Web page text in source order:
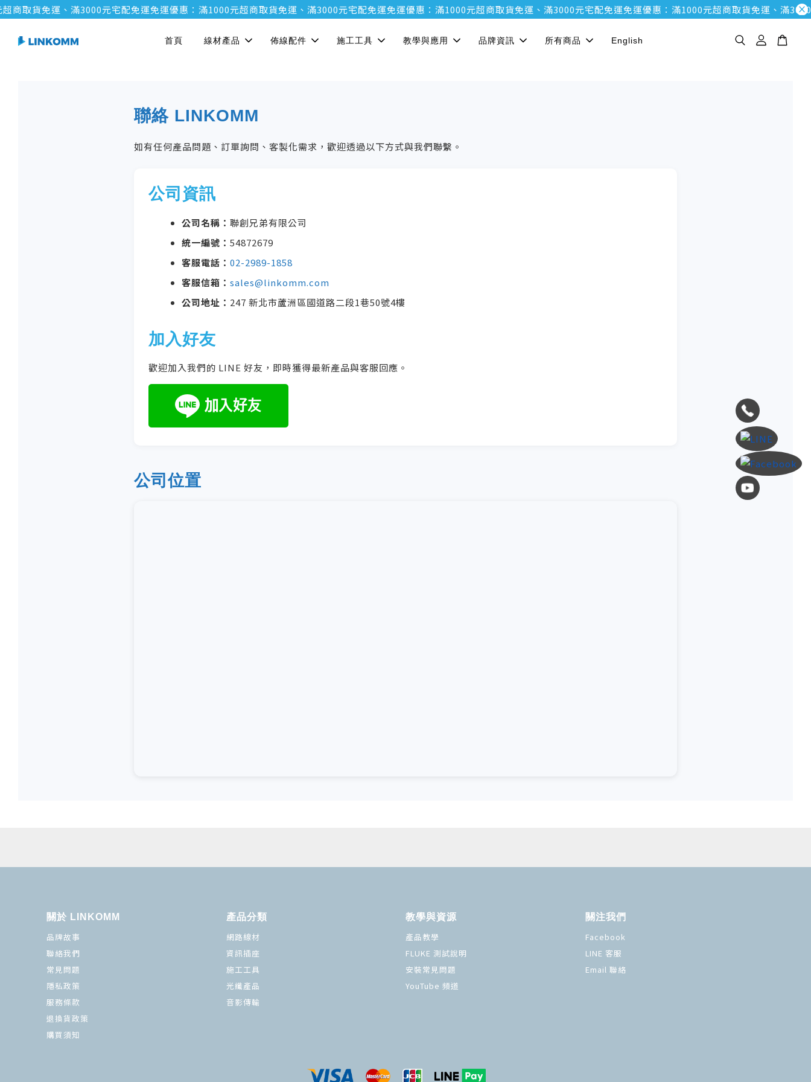
商取貨免運、滿3000元宅配免運免運優惠：滿1000元超商取貨免運、滿3000元宅配免運免運優惠：滿1000元超商取貨免運、滿3000元宅配免運免運優惠：滿1000元超商取貨免運、滿3000
首頁 線材產品 佈線配件 施工工具 教學與應用 品牌資訊 所有商品 English
聯絡 LINKOMM
如有任何產品問題、訂單詢問、客製化需求，歡迎透過以下方式與我們聯繫。
公司資訊
公司名稱： 聯創兄弟有限公司
統一編號： 54872679
客服電話： 02-2989-1858
客服信箱： sales@linkomm.com
公司地址： 247 新北市蘆洲區國道路二段1巷50號4樓
加入好友
歡迎加入我們的 LINE 好友，即時獲得最新產品與客服回應。
公司位置
關於 LINKOMM
品牌故事
聯絡我們
常見問題
隱私政策
服務條款
退換貨政策
購買須知
產品分類
網路線材
資訊插座
施工工具
光纖產品
音影傳輸
教學與資源
產品教學
FLUKE 測試說明
安裝常見問題
YouTube 頻道
關注我們
Facebook
LINE 客服
Email 聯絡